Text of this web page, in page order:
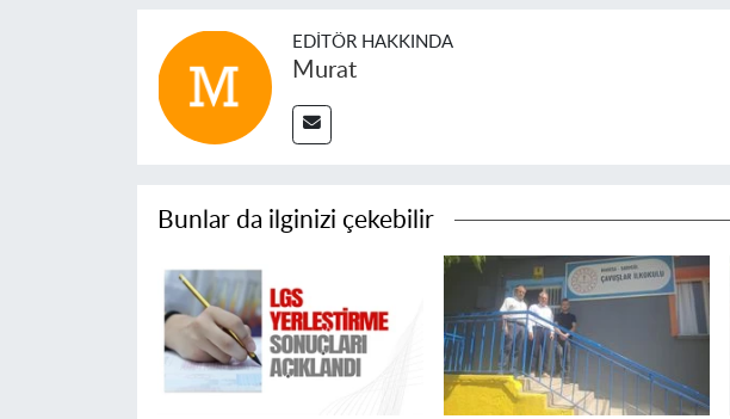
EDITÖR HAKKINDA
Murat
Bunlar da ilginizi çekebilir